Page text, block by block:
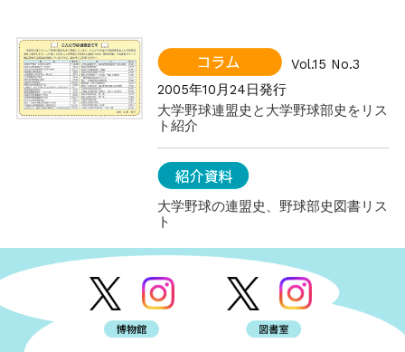
Vol.15 No.3
2005年10月24日発行
大学野球連盟史と大学野球部史をリス
ト紹介
大学野球の連盟史、野球部史図書リス
ト